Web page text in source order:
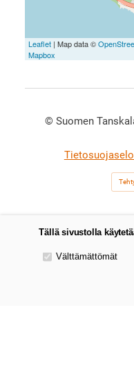
Leaflet| Map data ©
Mapbox
© Suomen
Tällä sivustolla
Valitse käytettävät
Välttämättömät